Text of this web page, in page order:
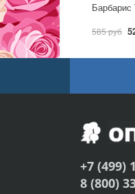
Барбарис
585 руб
+7 (499)
8 (800)